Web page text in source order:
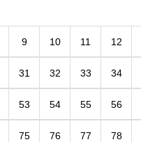
9 10 11 12
31 32 33 34
53 54 55 56
75 76 77 78